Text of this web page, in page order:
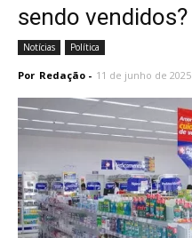
sendo vendidos?
Notícias Política
Por Redação - 11 de junho de 2025